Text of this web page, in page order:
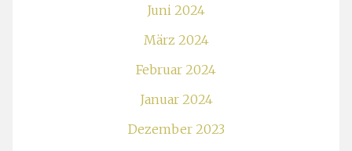
Juni 2024
März 2024
Februar 2024
Januar 2024
Dezember 2023